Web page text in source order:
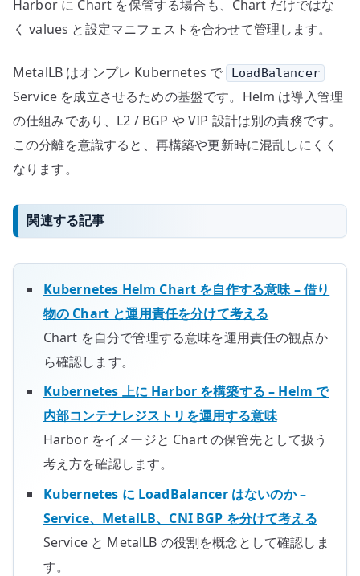
Harbor に Chart を保管する場合も、Chart だけではな
く values と設定マニフェストを合わせて管理します。
MetalLB はオンプレ Kubernetes で LoadBalancer
Service を成立させるための基盤です。Helm は導入管理
の仕組みであり、L2 / BGP や VIP 設計は別の責務です。
この分離を意識すると、再構築や更新時に混乱しにくく
なります。
関連する記事
Kubernetes Helm Chart を自作する意味 – 借り
物の Chart と運用責任を分けて考える
Chart を自分で管理する意味を運用責任の観点か
ら確認します。
Kubernetes 上に Harbor を構築する – Helm で
内部コンテナレジストリを運用する意味
Harbor をイメージと Chart の保管先として扱う
考え方を確認します。
Kubernetes に LoadBalancer はないのか –
Service、MetalLB、CNI BGP を分けて考える
Service と MetalLB の役割を概念として確認しま
す。